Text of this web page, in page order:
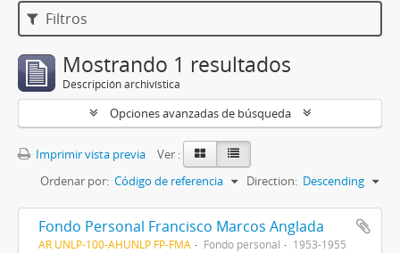
Filtros
Mostrando 1 resultados
Descripción archivística
Opciones avanzadas de búsqueda
Imprimir vista previa
Ver :
Ordenar por: Código de referencia Direction: Descending
Fondo Personal Francisco Marcos Anglada
AR UNLP-100-AHUNLP FP-FMA Fondo personal
1953-1955